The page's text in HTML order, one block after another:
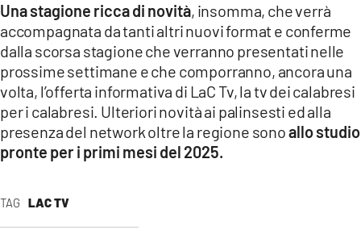
TAG LAC TV
Una stagione ricca di novità, insomma, che verrà
accompagnata da tanti altri nuovi format e conferme
dalla scorsa stagione che verranno presentati nelle
prossime settimane e che comporranno, ancora una
volta, l’offerta informativa di LaC Tv, la tv dei calabresi
per i calabresi. Ulteriori novità ai palinsesti ed alla
presenza del network oltre la regione sonoallo studio
pronte per i primi mesi del 2025.